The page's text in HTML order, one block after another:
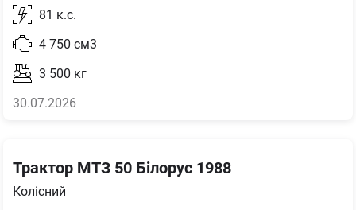
81 к.с.
4 750 см3
3 500 кг
30.07.2026
Трактор МТЗ 50 Білорус 1988
Колісний